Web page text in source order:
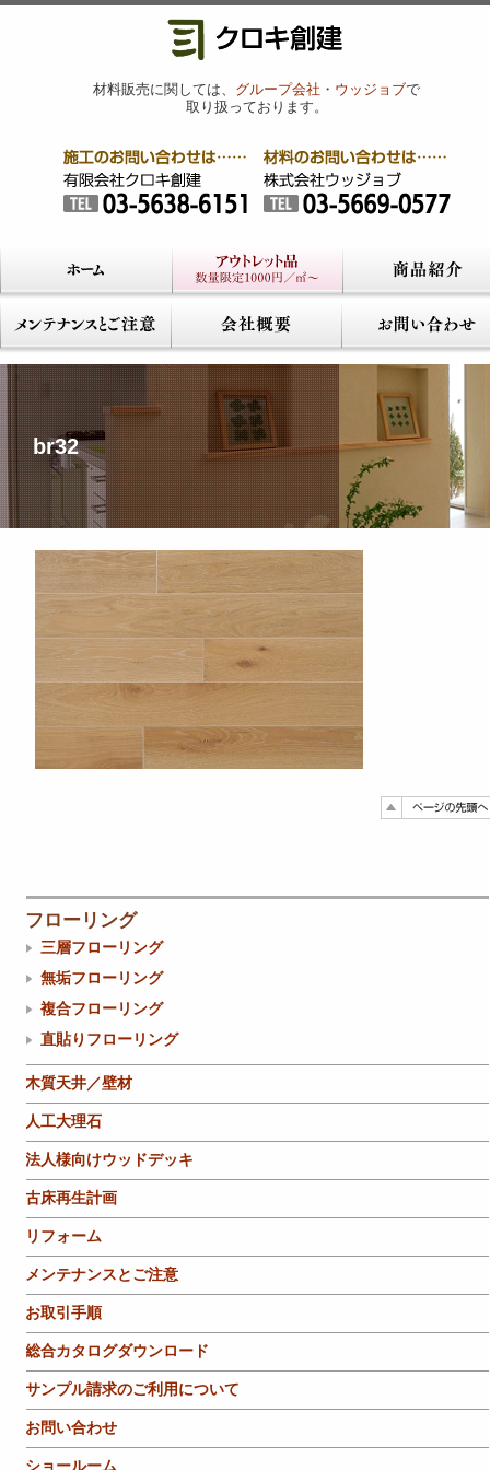
材料販売に関しては、 グループ会社・ウッジョブで
取り扱っております。
br32
フローリング
三層フローリング
無垢フローリング
複合フローリング
直貼りフローリング
木質天井／壁材
人工大理石
法人様向けウッドデッキ
古床再生計画
リフォーム
メンテナンスとご注意
お取引手順
総合カタログダウンロード
サンプル請求のご利用について
お問い合わせ
ショールーム